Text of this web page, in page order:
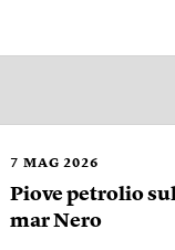
7 MAG 2026
Piove petrolio
mar Nero